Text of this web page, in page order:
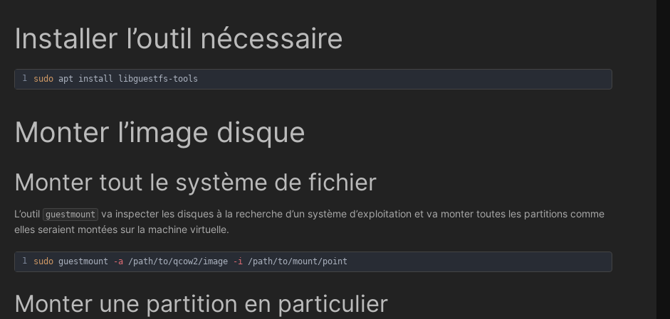
Installer l’outil nécessaire
1 sudo apt install libguestfs-tools
Monter l’image disque
Monter tout le système de fichier
L’outil guestmount
va inspecter les disques à la recherche d’un système d’exploitation et va monter toutes les partitions comme
elles seraient montées sur la machine virtuelle.
1 sudo guestmount -a /path/to/qcow2/image -i /path/to/mount/point
Monter une partition en particulier